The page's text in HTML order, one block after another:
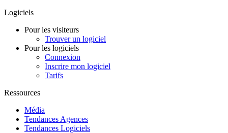
Logiciels
Pour les visiteurs
Trouver un logiciel
Pour les logiciels
Connexion
Inscrire mon logiciel
Tarifs
Ressources
Média
Tendances Agences
Tendances Logiciels